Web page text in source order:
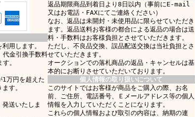
用します。
金引換手数料
。
1万円を超えた
す。
送いたしま
返品期限商品到着日より8日以内（事前にE-mail
又はお電話・FAXにてご連絡ください）
なお、返品は未開封・未使用品に限らせていただき
ます。返品送料お客様の都合による返品の場合は送
料・手数料はお客様負担とさせていただきます。
ただし、不良品交換、誤品配送交換は当社負担とさ
せていただきます。
オークションでの落札商品の返品・キャンセルは基
本的にお断りさせていただいております。
個人情報の取り扱いについて
このサイトではお客様が商品をご購入の際、お名
前、ご住所、電話番号、Ｅメールアドレス等の個人
情報を入力していただくことになります。
これらの個人情報および取引の内容は、納期の連